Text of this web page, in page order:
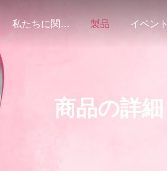
私たちに関しては 製品 イベント
商品の詳細